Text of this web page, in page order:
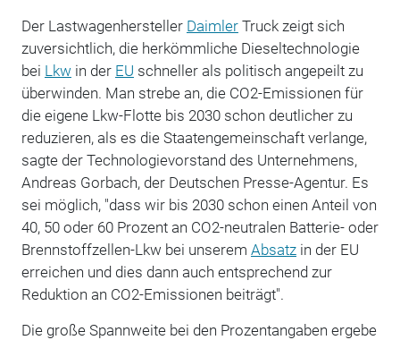
Der Lastwagenhersteller DaimlerTruck zeigt sich
zuversichtlich, die herkömmliche Dieseltechnologie
bei Lkw in der EU schneller als politisch angepeilt zu
überwinden. Man strebe an, die CO2-Emissionen für
die eigene Lkw-Flotte bis 2030 schon deutlicher zu
reduzieren, als es die Staatengemeinschaft verlange,
sagte der Technologievorstand des Unternehmens,
Andreas Gorbach, der Deutschen Presse-Agentur. Es
sei möglich, "dass wir bis 2030 schon einen Anteil von
40, 50 oder 60 Prozent an CO2-neutralen Batterie- oder
Brennstoffzellen-Lkw bei unserem Absatzin der EU
erreichen und dies dann auch entsprechend zur
Reduktion an CO2-Emissionen beiträgt".
Die große Spannweite bei den Prozentangaben ergebe